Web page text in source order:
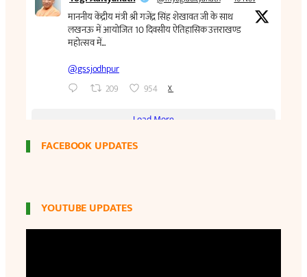
FACEBOOK UPDATES
YOUTUBE UPDATES